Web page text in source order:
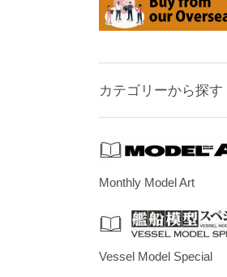
カテゴリーから探す
Monthly Model Art
Vessel Model Special